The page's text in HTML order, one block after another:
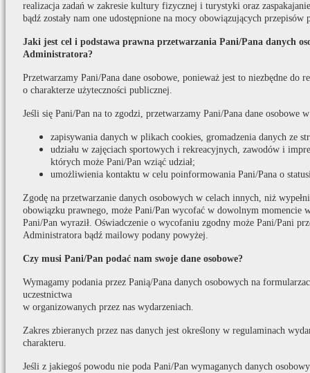
realizacja zadań w zakresie kultury fizycznej i turystyki oraz
bądź zostały nam one udostępnione na mocy obowiązujących przepisów
Jaki jest cel i podstawa prawna przetwarzania Pani/Pana danych
Administratora?
Przetwarzamy Pani/Pana dane osobowe, ponieważ jest to niezbędne do
o charakterze użyteczności publicznej.
Jeśli się Pani/Pan na to zgodzi, przetwarzamy Pani/Pana dane osobowe
zapisywania danych w plikach cookies, gromadzenia danych ze
udziału w zajęciach sportowych i rekreacyjnych, zawodów i
których może Pani/Pan wziąć udział;
umożliwienia kontaktu w celu poinformowania Pani/Pana o
Zgodę na przetwarzanie danych osobowych w celach innych, niż
obowiązku prawnego, może Pani/Pan wycofać w dowolnym momencie
Pani/Pan wyraził. Oświadczenie o wycofaniu zgodny może Pani/Pani
Administratora bądź mailowy podany powyżej.
Czy musi Pani/Pan podać nam swoje dane osobowe?
Wymagamy podania przez Panią/Pana danych osobowych na
uczestnictwa
w organizowanych przez nas wydarzeniach.
Zakres zbieranych przez nas danych jest określony w regulaminach
charakteru.
Jeśli z jakiegoś powodu nie poda Pani/Pan wymaganych danych